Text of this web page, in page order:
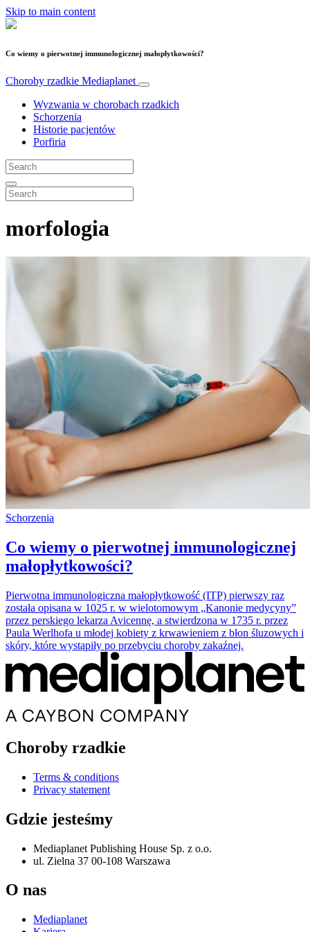
Skip to main content
Co wiemy o pierwotnej immunologicznej małopłytkowości?
Choroby rzadkie Mediaplanet
Wyzwania w chorobach rzadkich
Schorzenia
Historie pacjentów
Porfiria
morfologia
Schorzenia
Co wiemy o pierwotnej immunologicznej
małopłytkowości?
Pierwotna immunologiczna małopłytkowość (ITP) pierwszy raz
została opisana w 1025 r. w wielotomowym „Kanonie medycyny”
przez perskiego lekarza Avicennę, a stwierdzona w 1735 r. przez
Paula Werlhofa u młodej kobiety z krwawieniem z błon śluzowych i
skóry, które wystąpiły po przebyciu choroby zakaźnej.
Choroby rzadkie
Terms & conditions
Privacy statement
Gdzie jesteśmy
Mediaplanet Publishing House Sp. z o.o.
ul. Zielna 37 00-108 Warszawa
O nas
Mediaplanet